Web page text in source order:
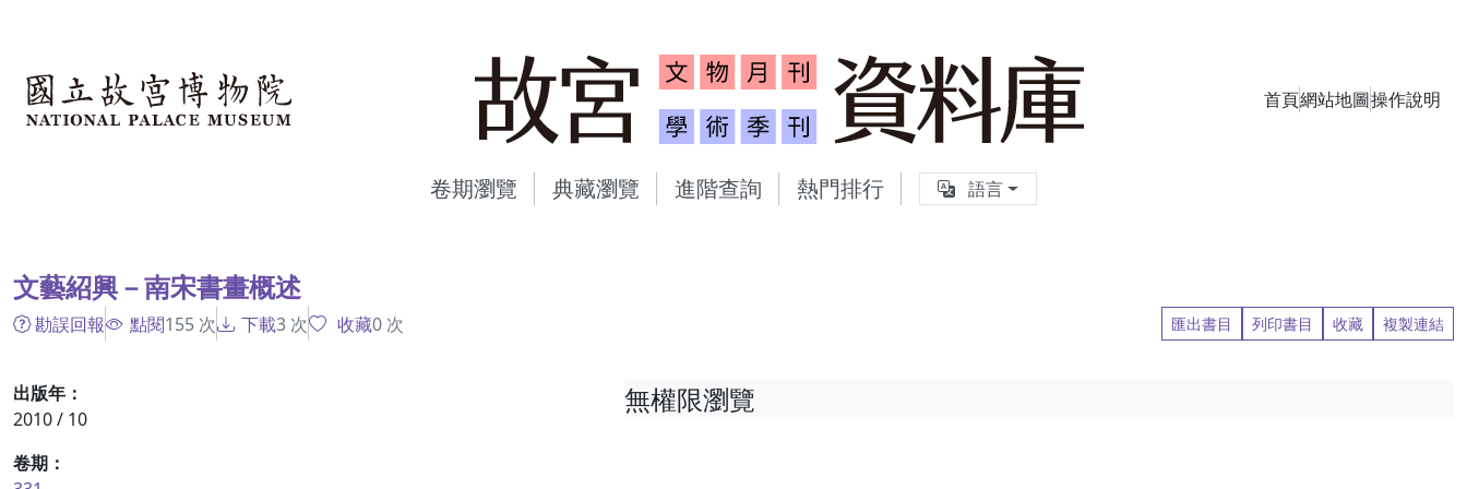
故宮文物月刊、故宮學術季刊資料庫
首頁網站地圖操作說明
卷期瀏覽 典藏瀏覽 進階查詢 熱門排行 語言
文藝紹興－南宋書畫概述
勘誤回報 點閱155 次 下載3 次 收藏0 次 匯出書目 列印書目 收藏 複製連結
出版年：
2010 / 10
卷期：
無權限瀏覽